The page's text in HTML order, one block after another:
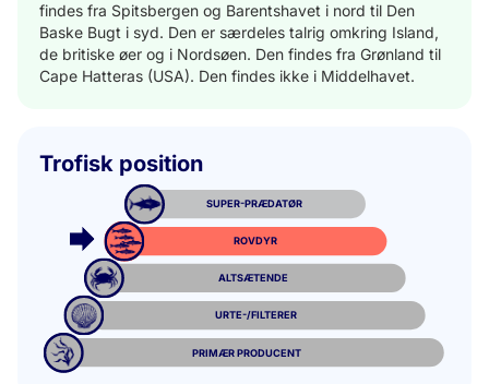
findes fra Spitsbergen og Barentshavet i nord til Den
Baske Bugt i syd. Den er særdeles talrig omkring Island,
de britiske øer og i Nordsøen. Den findes fra Grønland til
Cape Hatteras (USA). Den findes ikke i Middelhavet.
Trofisk position
ROVDYR
ALTSÆTENDE
URTE-/FILTERER
PRIMÆR PRODUCENT
SUPER-PRÆDATØR